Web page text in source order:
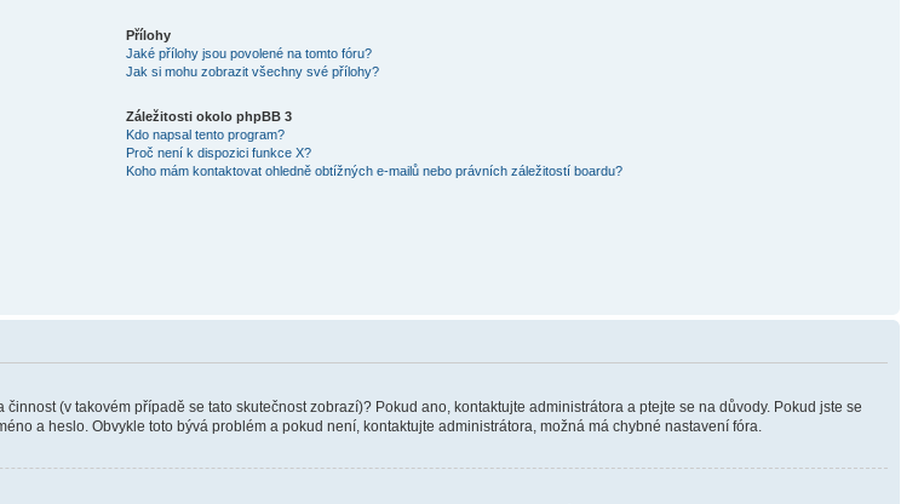
Přílohy
Jaké přílohy jsou povolené na tomto fóru?
Jak si mohu zobrazit všechny své přílohy?
Záležitosti okolo phpBB 3
Kdo napsal tento program?
Proč není k dispozici funkce X?
Koho mám kontaktovat ohledně obtížných e-mailů nebo právních záležitostí boardu?
(v takovém případě se tato skutečnost zobrazí)? Pokud ano, kontaktujte administrátora a ptejte se na důvody. Pokud jste se
a heslo. Obvykle toto bývá problém a pokud není, kontaktujte administrátora, možná má chybné nastavení fóra.